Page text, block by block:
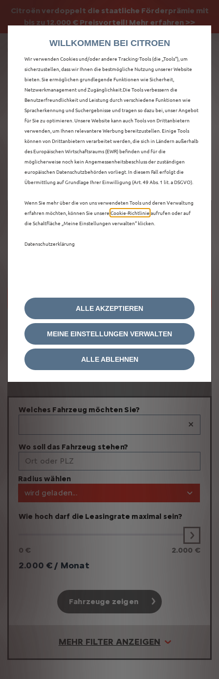
Citroën verdoppelt die staatliche Förderprämie mit
bis zu 12.000 € Preisvorteil! Mehr erfahren >>
Citroën verdoppelt die Förderprämie - 3.000 €
Grundförderung für jeden! Mehr erfahren >>
ENTDECKEN SIE ALLE
Ë-C3 AIRCROSS MIT
ELEKTRO ANTRIEB IN
LEIPZIG
akzeptieren Sie bitte die für
Marketing/Werbung relevanten-Cookies.
Welches Fahrzeug möchten Sie?
×
Wo soll das Fahrzeug stehen?
Ort oder PLZ
Radius wählen
wird geladen...
Wie hoch darf die Leasingrate maximal sein?
0 € 2.000 €
2.000 € / Monat
Fahrzeuge zeigen
MEHR FILTER ANZEIGEN
WILLKOMMEN BEI CITROEN
Wir verwenden Cookies und/oder andere Tracking-Tools (die „Tools“), um
sicherzustellen, dass wir Ihnen die bestmögliche Nutzung unserer Website
bieten. Sie ermöglichen grundlegende Funktionen wie Sicherheit,
Netzwerkmanagement und Zugänglichkeit.Die Tools verbessern die
Benutzerfreundlichkeit und Leistung durch verschiedene Funktionen wie
Spracherkennung und Suchergebnisse und tragen so dazu bei, unser Angebot
für Sie zu optimieren. Unsere Website kann auch Tools von Drittanbietern
verwenden, um Ihnen relevantere Werbung bereitzustellen. Einige Tools
können von Drittanbietern verarbeitet werden, die sich in Ländern außerhalb
des Europäischen Wirtschaftsraums (EWR) befinden und für die
möglicherweise noch kein Angemessenheitsbeschluss der zuständigen
europäischen Datenschutzbehörden vorliegt. In diesem Fall erfolgt die
Übermittlung auf Grundlage Ihrer Einwilligung (Art. 49 Abs. 1 lit. a DSGVO).
Wenn Sie mehr über die von uns verwendeten Tools und deren Verwaltung
erfahren möchten, können Sie unsere Cookie‑Richtlinie aufrufen oder auf
die Schaltfläche „Meine Einstellungen verwalten“ klicken.
Datenschutzerklärung
MEINE EINSTELLUNGEN VERWALTEN
ALLE AKZEPTIEREN
ALLE ABLEHNEN